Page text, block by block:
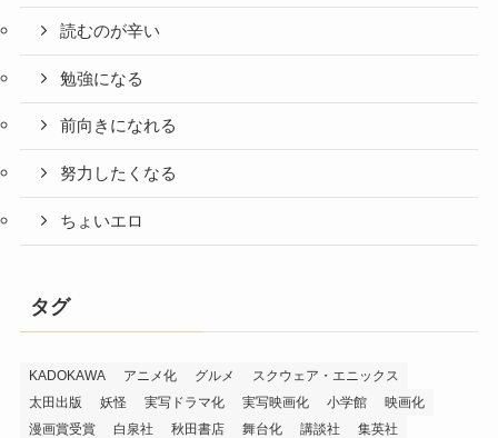
読むのが辛い
勉強になる
前向きになれる
努力したくなる
ちょいエロ
タグ
KADOKAWA アニメ化 グルメ
スクウェア・エニックス
太田出版
妖怪 実写ドラマ化 実写映画化 小学館
映画化
漫画賞受賞
白泉社 秋田書店 舞台化 講談社 集英社